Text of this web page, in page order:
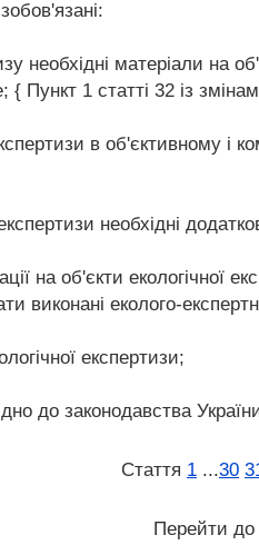
необхідні матеріали на
1 статті 32 із
в об'єктивному і
необхідні
на об'єкти екологічної
виконані еколого-
експертизи;
до законодавства
Стаття 1 ...30
Перейти до